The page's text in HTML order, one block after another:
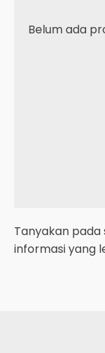
Belum ada
Tanyakan
informasi yang